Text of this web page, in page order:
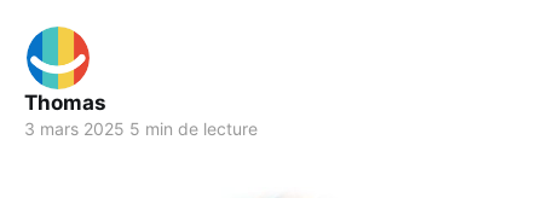
Thomas
3 mars 2025 5 min de lecture